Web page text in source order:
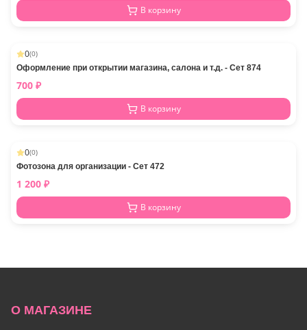
В корзину
0(0)
Оформление при открытии магазина, салона и т.д. - Сет 874
700 ₽
В корзину
0(0)
Фотозона для организации - Сет 472
1 200 ₽
В корзину
О МАГАЗИНЕ